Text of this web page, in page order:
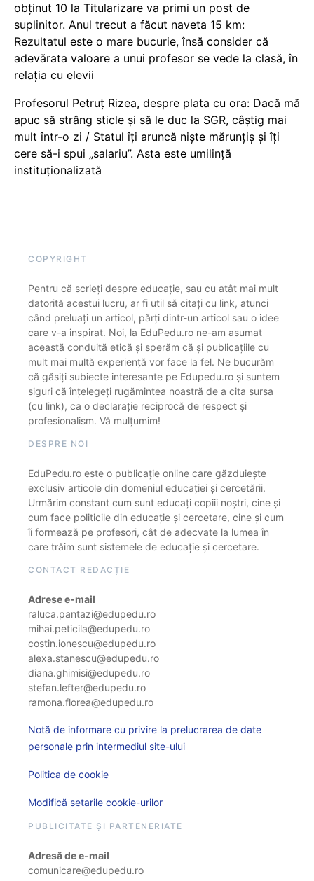
obținut 10 la Titularizare va primi un post de
suplinitor. Anul trecut a făcut naveta 15 km:
Rezultatul este o mare bucurie, însă consider că
adevărata valoare a unui profesor se vede la clasă, în
relația cu elevii
Profesorul Petruț Rizea, despre plata cu ora: Dacă mă
apuc să strâng sticle și să le duc la SGR, câștig mai
mult într-o zi / Statul îți aruncă niște mărunțiș și îți
cere să-i spui „salariu”. Asta este umilință
instituționalizată
COPYRIGHT
Pentru că scrieți despre educație, sau cu atât mai mult
datorită acestui lucru, ar fi util să citați cu link, atunci
când preluați un articol, părți dintr-un articol sau o idee
care v-a inspirat. Noi, la EduPedu.ro ne-am asumat
această conduită etică și sperăm că și publicațiile cu
mult mai multă experiență vor face la fel. Ne bucurăm
că găsiți subiecte interesante pe Edupedu.ro și suntem
siguri că înțelegeți rugămintea noastră de a cita sursa
(cu link), ca o declarație reciprocă de respect și
profesionalism. Vă mulțumim!
DESPRE NOI
EduPedu.ro este o publicație online care găzduiește
exclusiv articole din domeniul educației și cercetării.
Urmărim constant cum sunt educați copiii noștri, cine și
cum face politicile din educație și cercetare, cine și cum
îi formează pe profesori, cât de adecvate la lumea în
care trăim sunt sistemele de educație și cercetare.
CONTACT REDACȚIE
Adrese e-mail
raluca.pantazi@edupedu.ro
mihai.peticila@edupedu.ro
costin.ionescu@edupedu.ro
alexa.stanescu@edupedu.ro
diana.ghimisi@edupedu.ro
stefan.lefter@edupedu.ro
ramona.florea@edupedu.ro
Notă de informare cu privire la prelucrarea de date
personale prin intermediul site-ului
Politica de cookie
Modifică setarile cookie-urilor
PUBLICITATE ȘI PARTENERIATE
Adresă de e-mail
comunicare@edupedu.ro